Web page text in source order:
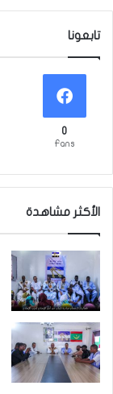
تابعونا
0
Fans
الأكثر مشاهدة